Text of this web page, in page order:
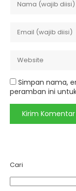
Simpan nama,
peramban ini
Cari